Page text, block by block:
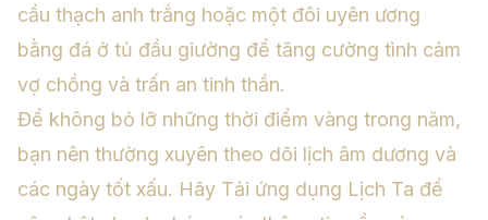
cầu thạch anh trắng hoặc một đôi uyên ương
bằng đá ở tủ đầu giường để tăng cường tình cảm
vợ chồng và trấn an tinh thần.
Để không bỏ lỡ những thời điểm vàng trong năm,
bạn nên thường xuyên theo dõi lịch âm dương và
các ngày tốt xấu. Hãy Tải ứng dụng Lịch Ta để